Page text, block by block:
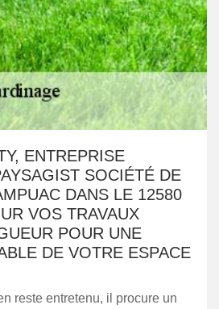
ENTREPRISE
SOCIÉTÉ DE
DANS LE 12580
VOS TRAVAUX
POUR UNE
DE VOTRE ESPACE
reste entretenu, il procure un